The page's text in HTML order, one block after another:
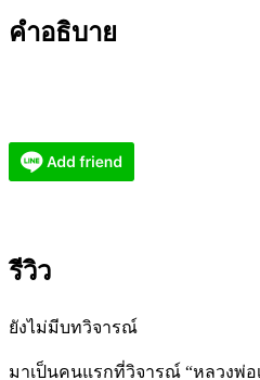
คำอธิบาย
รีวิว
ยังไม่มีบทวิจารณ์
มาเป็นคนแรกที่วิจารณ์ “หลวงพ่